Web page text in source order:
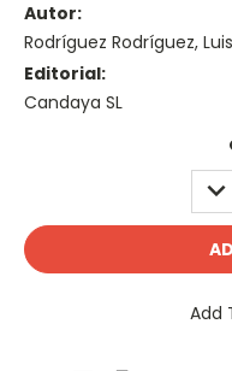
Autor:
Rodríguez Rodríguez, Luis
Editorial:
Candaya SL
Add